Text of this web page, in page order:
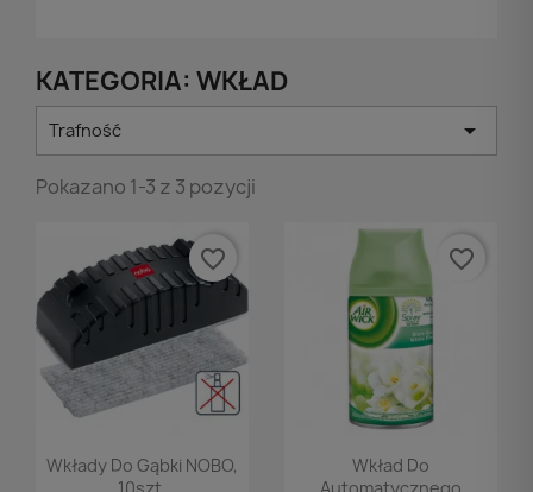
KATEGORIA: WKŁAD
Trafność 
Pokazano 1-3 z 3 pozycji
Podgląd
Wkłady Do Gąbki NOBO,
favorite_border
Podgląd
Wkład Do
favorite_border